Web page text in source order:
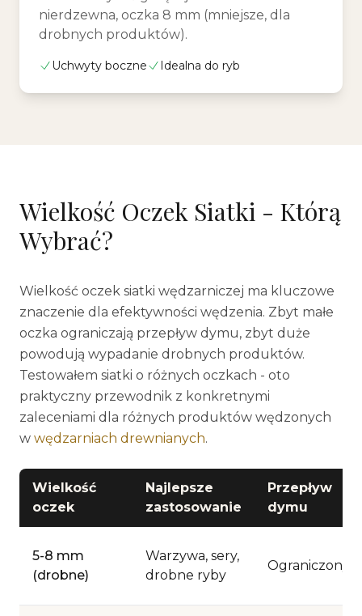
nierdzewna, oczka 8 mm (mniejsze, dla
drobnych produktów).
Uchwyty boczne Idealna do ryb
Wielkość Oczek Siatki - Którą
Wybrać?
Wielkość oczek siatki wędzarniczej ma kluczowe
znaczenie dla efektywności wędzenia. Zbyt małe
oczka ograniczają przepływ dymu, zbyt duże
powodują wypadanie drobnych produktów.
Testowałem siatki o różnych oczkach - oto
praktyczny przewodnik z konkretnymi
zaleceniami dla różnych produktów wędzonych
w wędzarniach drewnianych.
Wielkość
oczek
Najlepsze
zastosowanie
Przepływ
dymu
5-8 mm
(drobne)
Warzywa, sery,
drobne ryby
Ograniczony